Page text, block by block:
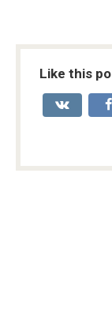
Like this